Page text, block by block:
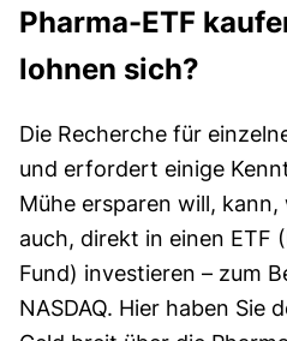
Pharma-ETF
lohnen sich?
Die Recherche für
und erfordert einige
Mühe ersparen will,
auch, direkt in einen ETF
Fund) investieren – zum
NASDAQ. Hier haben Sie